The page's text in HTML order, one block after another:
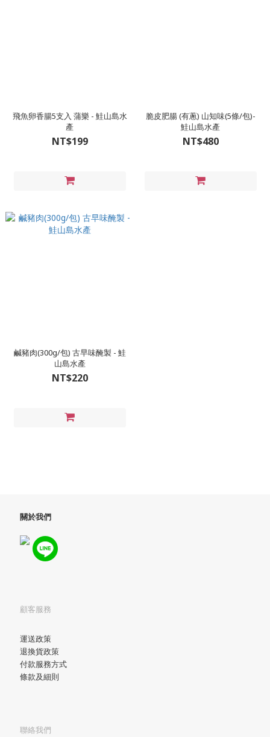
飛魚卵香腸5支入 蒲樂 - 鮭山島水
產
NT$199
脆皮肥腸 (有蔥) 山知味(5條/包)-
鮭山島水產
NT$480
鹹豬肉(300g/包) 古早味醃製 - 鮭
山島水產
NT$220
關於我們
顧客服務
運送政策
退換貨政策
付款服務方式
條款及細則
聯絡我們